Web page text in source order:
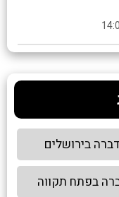
בירושלים
בפתח תקווה